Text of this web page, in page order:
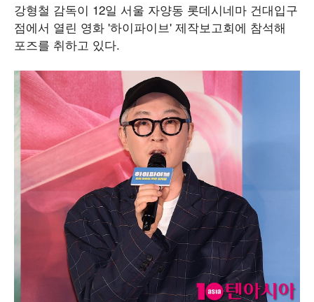
강형철 감독이 12일 서울 자양동 롯데시네마 건대입구
점에서 열린 영화 '하이파이브' 제작보고회에 참석해
포즈를 취하고 있다.